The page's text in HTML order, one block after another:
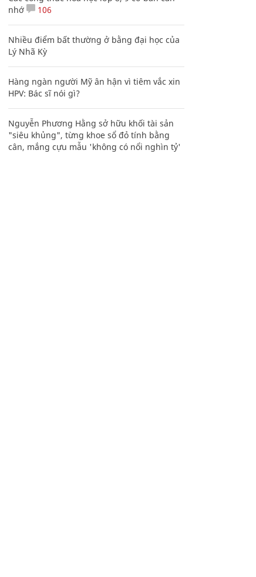
nhớ
106
Nhiều điểm bất thường ở bằng đại học của
Lý Nhã Kỳ
Hàng ngàn người Mỹ ân hận vì tiêm vắc xin
HPV: Bác sĩ nói gì?
Nguyễn Phương Hằng sở hữu khối tài sản
"siêu khủng", từng khoe sổ đỏ tính bằng
cân, mắng cựu mẫu 'không có nổi nghìn tỷ'